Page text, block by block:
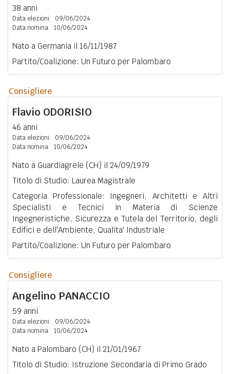
38 anni
Data elezioni:
09/06/2024
Data nomina: 10/06/2024
Nato a Germania il 16/11/1987
Partito/Coalizione: Un Futuro per Palombaro
Consigliere
Flavio ODORISIO
46 anni
Data elezioni:
09/06/2024
Data nomina: 10/06/2024
Nato a Guardiagrele (CH) il 24/09/1979
Titolo di Studio: Laurea Magistrale
Categoria Professionale: Ingegneri, Architetti e Altri
Specialisti e Tecnici in Materia di Scienze
Ingegneristiche, Sicurezza e Tutela del Territorio, degli
Edifici e dell'Ambiente, Qualita' Industriale
Partito/Coalizione: Un Futuro per Palombaro
Consigliere
Angelino PANACCIO
59 anni
Data elezioni:
09/06/2024
Data nomina: 10/06/2024
Nato a Palombaro (CH) il 21/01/1967
Titolo di Studio: Istruzione Secondaria di Primo Grado